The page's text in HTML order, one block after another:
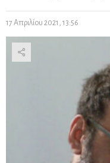
17 Απριλίου 2021, 13:56